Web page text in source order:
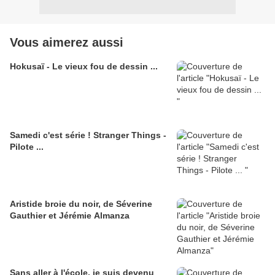
Vous aimerez aussi
Hokusaï - Le vieux fou de dessin ...
Samedi c'est série ! Stranger Things -
Pilote ...
Aristide broie du noir, de Séverine
Gauthier et Jérémie Almanza
Sans aller à l'école, je suis devenu